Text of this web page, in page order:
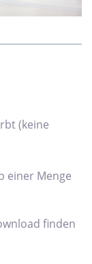
(keine
einer Menge
finden